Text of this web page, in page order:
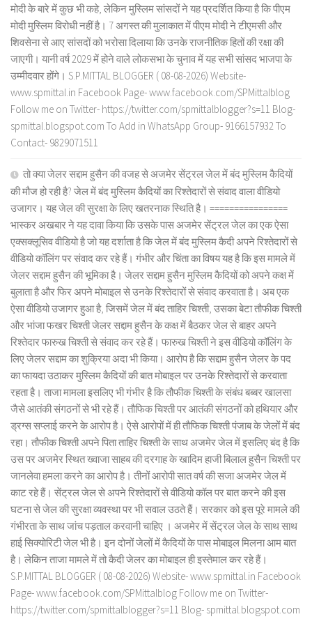
मोदी के बारे में कुछ भी कहे, लेकिन मुस्लिम सांसदों ने यह प्रदर्शित किया है कि पीएम
मोदी मुस्लिम विरोधी नहीं है। 7 अगस्त की मुलाकात में पीएम मोदी ने टीएमसी और
शिवसेना से आए सांसदों को भरोसा दिलाया कि उनके राजनीतिक हितों की रक्षा की
जाएगी। यानी वर्ष 2029 में होने वाले लोकसभा के चुनाव में यह सभी सांसद भाजपा के
उम्मीदवार होंगे। S.P.MITTAL BLOGGER ( 08-08-2026) Website-
www.spmittal.in Facebook Page- www.facebook.com/SPMittalblog
Follow me on Twitter- https://twitter.com/spmittalblogger?s=11 Blog-
spmittal.blogspot.com To Add in WhatsApp Group- 9166157932 To
Contact- 9829071511
तो क्या जेलर सद्दाम हुसैन की वजह से अजमेर सेंट्रल जेल में बंद मुस्लिम कैदियों
की मौज हो रही है? जेल में बंद मुस्लिम कैदियों का रिश्तेदारों से संवाद वाला वीडियो
उजागर। यह जेल की सुरक्षा के लिए खतरनाक स्थिति है। ================
भास्कर अखबार ने यह दावा किया कि उसके पास अजमेर सेंट्रल जेल का एक ऐसा
एक्सक्लूसिव वीडियो है जो यह दर्शाता है कि जेल में बंद मुस्लिम कैदी अपने रिश्तेदारों से
वीडियो कॉलिंग पर संवाद कर रहे हैं। गंभीर और चिंता का विषय यह है कि इस मामले में
जेलर सद्दाम हुसैन की भूमिका है। जेलर सद्दाम हुसैन मुस्लिम कैदियों को अपने कक्ष में
बुलाता है और फिर अपने मोबाइल से उनके रिश्तेदारों से संवाद करवाता है। अब एक
ऐसा वीडियो उजागर हुआ है, जिसमें जेल में बंद ताहिर चिश्ती, उसका बेटा तौफीक चिश्ती
और भांजा फखर चिश्ती जेलर सद्दाम हुसैन के कक्ष में बैठकर जेल से बाहर अपने
रिश्तेदार फारुख चिश्ती से संवाद कर रहे हैं। फारुख चिश्ती ने इस वीडियो कॉलिंग के
लिए जेलर सद्दाम का शुक्रिया अदा भी किया। आरोप है कि सद्दाम हुसैन जेलर के पद
का फायदा उठाकर मुस्लिम कैदियों की बात मोबाइल पर उनके रिश्तेदारों से करवाता
रहता है। ताजा मामला इसलिए भी गंभीर है कि तौफीक चिश्ती के संबंध बब्बर खालसा
जैसे आतंकी संगठनों से भी रहे हैं। तौफिक चिश्ती पर आतंकी संगठनों को हथियार और
ड्रग्स सप्लाई करने के आरोप है। ऐसे आरोपों में ही तौफिक चिश्ती पंजाब के जेलों में बंद
रहा। तौफीक चिश्ती अपने पिता ताहिर चिश्ती के साथ अजमेर जेल में इसलिए बंद है कि
उस पर अजमेर स्थित ख्वाजा साहब की दरगाह के खादिम हाजी बिलाल हुसैन चिश्ती पर
जानलेवा हमला करने का आरोप है। तीनों आरोपी सात वर्ष की सजा अजमेर जेल में
काट रहे हैं। सेंट्रल जेल से अपने रिश्तेदारों से वीडियो कॉल पर बात करने की इस
घटना से जेल की सुरक्षा व्यवस्था पर भी सवाल उठते हैं। सरकार को इस पूरे मामले की
गंभीरता के साथ जांच पड़ताल करवानी चाहिए । अजमेर में सेंट्रल जेल के साथ साथ
हाई सिक्योरिटी जेल भी है। इन दोनों जेलों में कैदियों के पास मोबाइल मिलना आम बात
है। लेकिन ताजा मामले में तो कैदी जेलर का मोबाइल ही इस्तेमाल कर रहे हैं।
S.P.MITTAL BLOGGER ( 08-08-2026) Website- www.spmittal.in Facebook
Page- www.facebook.com/SPMittalblog Follow me on Twitter-
https://twitter.com/spmittalblogger?s=11 Blog- spmittal.blogspot.com